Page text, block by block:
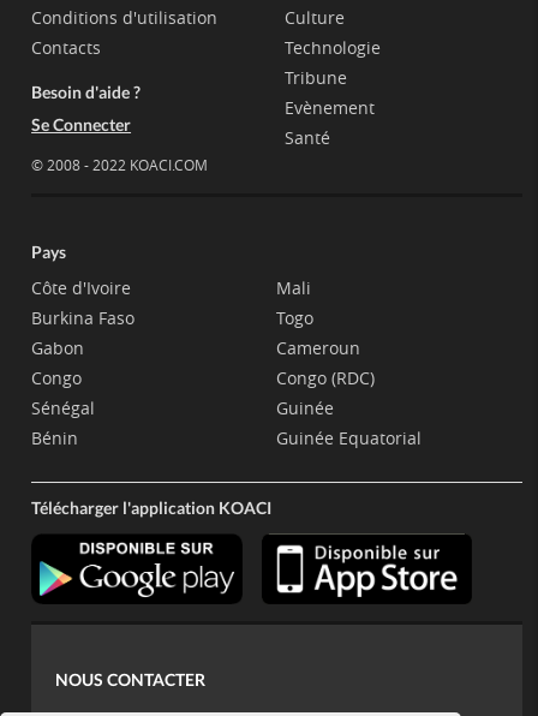
Conditions d'utilisation
Contacts
Besoin d'aide ?
Se Connecter
© 2008 - 2022 KOACI.COM
Culture
Technologie
Tribune
Evènement
Santé
Pays
Côte d'Ivoire
Burkina Faso
Gabon
Congo
Sénégal
Bénin
Mali
Togo
Cameroun
Congo (RDC)
Guinée
Guinée Equatorial
Télécharger l'application KOACI
NOUS CONTACTER